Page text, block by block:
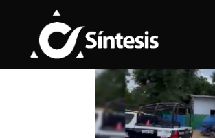
Tag:Nacional